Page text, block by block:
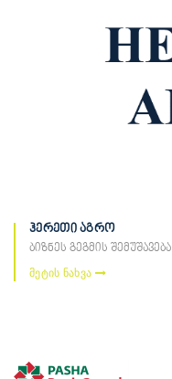
ჰერეთი აგრო
ბიზნეს გეგმის შემუშავება
მეტის ნახვა